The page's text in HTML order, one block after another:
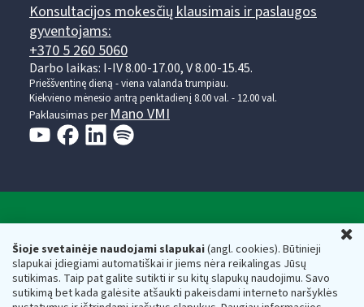
Šioje svetainėje naudojami slapukai(angl. cookies). Būtinieji
slapukai įdiegiami automatiškai ir jiems nėra reikalingas Jūsų
sutikimas. Taip pat galite sutikti ir su kitų slapukų naudojimu. Savo
sutikimą bet kada galėsite atšaukti pakeisdami interneto naršyklės
Konsultacijos mokesčių klausimais ir paslaugos
gyventojams:
+370 5 260 5060
Darbo laikas: I-IV 8.00-17.00, V 8.00-15.45.
Prieššventinę dieną - viena valanda trumpiau.
Kiekvieno mėnesio antrą penktadienį 8.00 val. - 12.00 val.
Paklausimas per Mano VMI
Respublikos finansų ministerijos
Biudžetinė įstaiga. Juridinio asmens kodas — 188659752,
adresas: Vasario 16-osios g. 14, 01107 Vilnius, Lietuva, el.paštas:
vmi@vmi.lt, E. pristatymo dėžutės adresas 188659752